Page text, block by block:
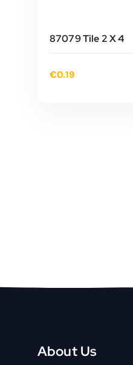
87079 Tile 2 X 4
€0.19
About Us